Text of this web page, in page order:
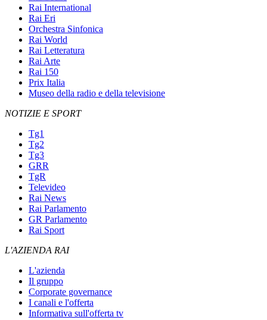
Rai International
Rai Eri
Orchestra Sinfonica
Rai World
Rai Letteratura
Rai Arte
Rai 150
Prix Italia
Museo della radio e della televisione
NOTIZIE E SPORT
Tg1
Tg2
Tg3
GRR
TgR
Televideo
Rai News
Rai Parlamento
GR Parlamento
Rai Sport
L'AZIENDA RAI
L'azienda
Il gruppo
Corporate governance
I canali e l'offerta
Informativa sull'offerta tv